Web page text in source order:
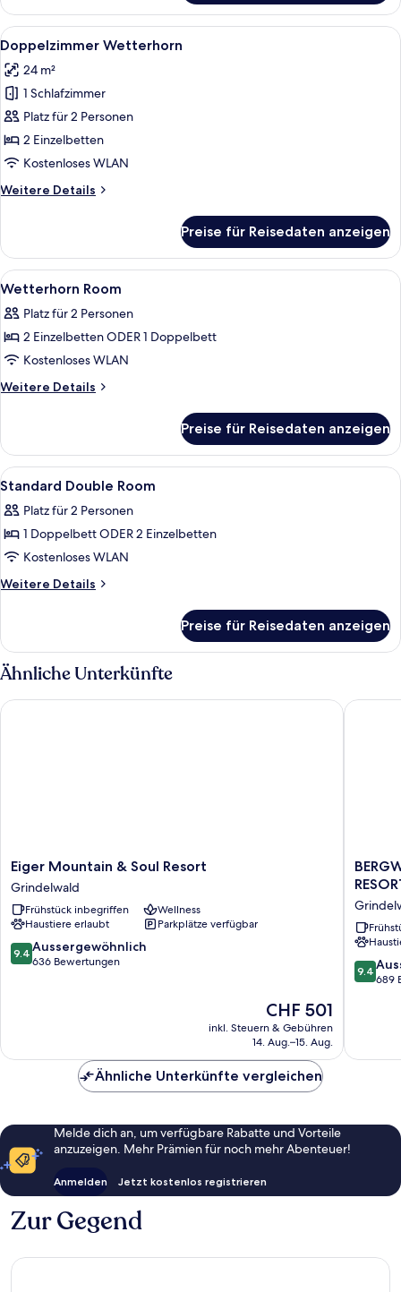
Room
Wetterhorn
Alle
Fotos
für
Doppelzimmer
Wetterhorn
anzeigen
Ein Hotelzimmer mit Holzschrank,
14
Doppelzimmer Wetterhorn
24 m²
1 Schlafzimmer
Platz für 2 Personen
2 Einzelbetten
Kostenloses WLAN
Weitere Details
Weitere
Wetterhorn
Preise für Reisedaten anzeigen
Alle
Fotos
für
Wetterhorn
Room
anzeigen
Allergikerbettwaren, kostenlose
5
Wetterhorn Room
Platz für 2 Personen
2 Einzelbetten ODER 1 Doppelbett
Kostenloses WLAN
Weitere Details
Weitere
Room
Preise für Reisedaten anzeigen
Alle
Fotos
für
Standard
Double
Room
Ein Hotelzimmer mit einem großen
5
Standard Double Room
Platz für 2 Personen
1 Doppelbett ODER 2 Einzelbetten
Kostenloses WLAN
Weitere Details
Weitere
Double
Room
Preise für Reisedaten anzeigen
Ähnliche Unterkünfte
Eiger
Mountain
&
Soul
Resort
Grindelwald
Eiger Mountain & Soul Resort
Grindelwald
Frühstück inbegriffen
Wellness
Haustiere erlaubt
Parkplätze verfügbar
9.4
von
9.4 Aussergewöhnlich
636 Bewertungen
Der
Preis
beträgt
CHF 501
inkl. Steuern & Gebühren
14. Aug.–15. Aug.
Eiger Mountain & Soul Resort
ALPINE
DESIGN
RESORT
9.4
von
9.4
689
Ähnliche Unterkünfte vergleichen
Melde dich an, um verfügbare Rabatte und Vorteile
anzuzeigen. Mehr Prämien für noch mehr Abenteuer!
Anmelden Jetzt kostenlos registrieren
Zur Gegend